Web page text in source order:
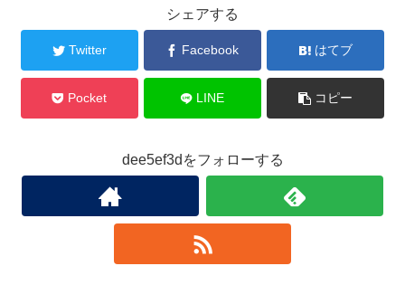
シェアする
Twitter Facebook はてブ
Pocket LINE コピー
dee5ef3dをフォローする